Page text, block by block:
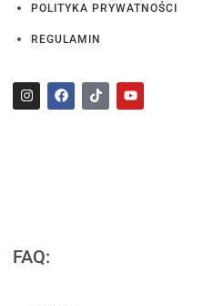
POLITYKA PRYWATNOŚCI
REGULAMIN
FAQ: